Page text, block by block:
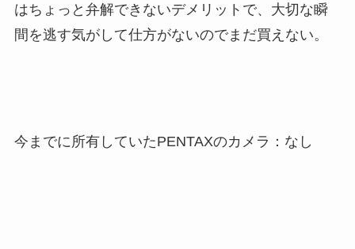
はちょっと弁解できないデメリットで、大切な瞬
間を逃す気がして仕方がないのでまだ買えない。
今までに所有していたPENTAXのカメラ：なし